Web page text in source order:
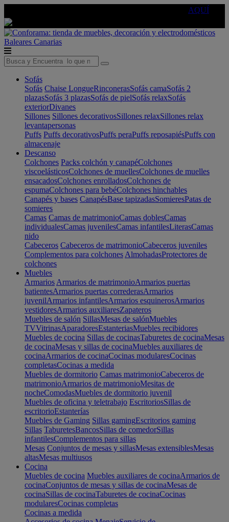
AQUÍ
Baleares Canarias
Sofás
Sofás Chaise LongueRinconerasSofás camaSofás 2
plazasSofás 3 plazasSofás de pielSofás relaxSofás
exteriorDivanes
Sillones Sillones decorativosSillones relaxSillones relax
levantapersonas
Puffs Puffs decorativosPuffs peraPuffs reposapiésPuffs con
almacenaje
Descanso
Colchones Packs colchón y canapéColchones
viscoelásticosColchones de muellesColchones de muelles
ensacadosColchones enrolladosColchones de
espumaColchones para bebéColchones hinchables
Canapés y bases CanapésBase tapizadasSomieresPatas de
somieres
Camas Camas de matrimonioCamas doblesCamas
individualesCamas juvenilesCamas infantilesLiterasCamas
nido
Cabeceros Cabeceros de matrimonioCabeceros juveniles
Complementos para colchones AlmohadasProtectores de
colchones
Muebles
Armarios Armarios de matrimonioArmarios puertas
batientesArmarios puertas correderasArmarios
juvenilArmarios infantilesArmarios esquinerosArmarios
vestidoresArmarios auxiliaresZapateros
Muebles de salón SillasMesas de salónMuebles
TVVitrinasAparadoresEstanteriasMuebles recibidores
Muebles de cocina Sillas de cocinasTaburetes de cocinaMesas
de cocinaMesas y sillas de cocinaMuebles auxiliares de
cocinaArmarios de cocinaCocinas modularesCocinas
completasCocinas a medida
Muebles de dormitorio Camas matrimonioCabeceros de
matrimonioArmarios de matrimonioMesitas de
nocheComodasMuebles de dormitorio juvenil
Muebles de oficina y teletrabajo EscritoriosSillas de
escritorioEstanterías
Muebles de Gaming Sillas gamingEscritorios gaming
Sillas TaburetesBancosSillas de comedorSillas
infantilesComplementos para sillas
Mesas Conjuntos de mesas y sillasMesas extensiblesMesas
altasMesas multiusos
Cocina
Muebles de cocina Muebles auxiliares de cocinaArmarios de
cocinaConjuntos de mesas y sillas de cocinaMesas de
cocinaSillas de cocinaTaburetes de cocinaCocinas
modularesCocinas completas
Cocinas a medida